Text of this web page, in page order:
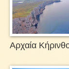
Αρχαία